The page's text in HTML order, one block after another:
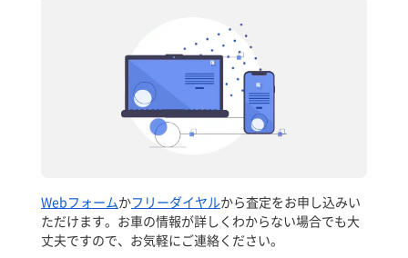
Webフォームかフリーダイヤルから査定をお申し込みい
ただけます。お車の情報が詳しくわからない場合でも大
丈夫ですので、お気軽にご連絡ください。